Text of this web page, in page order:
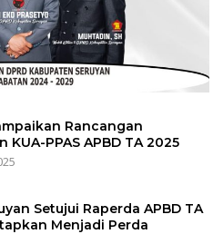
Rancangan
KUA-PPAS APBD TA 2025
Setujui Raperda APBD TA
Menjadi Perda